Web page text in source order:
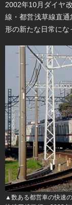
2002年10月ダイヤ
線・都営浅草線直
形の新たな日常にな
▲数ある都営車の快速